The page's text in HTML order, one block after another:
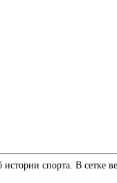
спорта. В сетке